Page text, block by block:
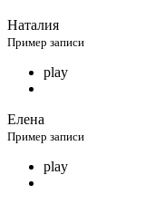
Наталия
Пример записи
play
Елена
Пример записи
play